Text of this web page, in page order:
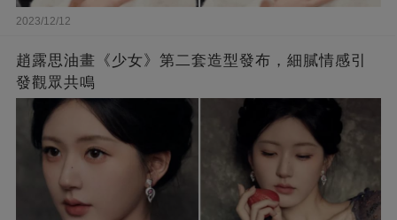
2023/12/12
趙露思油畫《少女》第二套造型發布，細膩情感引
發觀眾共鳴